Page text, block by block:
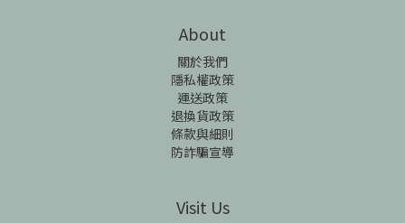
About
關於我們
隱私權政策
運送政策
退換貨政策
條款與細則
防詐騙宣導
Visit Us